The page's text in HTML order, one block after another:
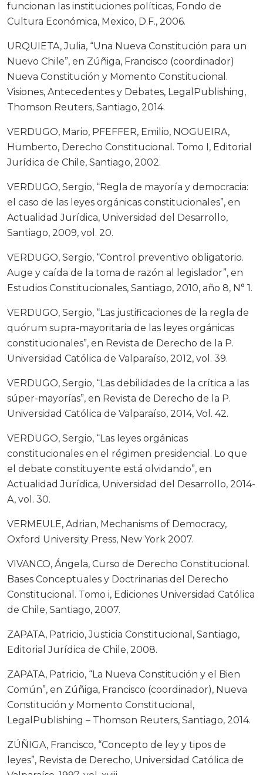
funcionan las instituciones políticas, Fondo de
Cultura Económica, Mexico, D.F., 2006.
URQUIETA, Julia, “Una Nueva Constitución para un
Nuevo Chile”, en Zúñiga, Francisco (coordinador)
Nueva Constitución y Momento Constitucional.
Visiones, Antecedentes y Debates, LegalPublishing,
Thomson Reuters, Santiago, 2014.
VERDUGO, Mario, PFEFFER, Emilio, NOGUEIRA,
Humberto, Derecho Constitucional. Tomo I, Editorial
Jurídica de Chile, Santiago, 2002.
VERDUGO, Sergio, “Regla de mayoría y democracia:
el caso de las leyes orgánicas constitucionales”, en
Actualidad Jurídica, Universidad del Desarrollo,
Santiago, 2009, vol. 20.
VERDUGO, Sergio, “Control preventivo obligatorio.
Auge y caída de la toma de razón al legislador”, en
Estudios Constitucionales, Santiago, 2010, año 8, N° 1.
VERDUGO, Sergio, “Las justificaciones de la regla de
quórum supra-mayoritaria de las leyes orgánicas
constitucionales”, en Revista de Derecho de la P.
Universidad Católica de Valparaíso, 2012, vol. 39.
VERDUGO, Sergio, “Las debilidades de la crítica a las
súper-mayorías”, en Revista de Derecho de la P.
Universidad Católica de Valparaíso, 2014, Vol. 42.
VERDUGO, Sergio, “Las leyes orgánicas
constitucionales en el régimen presidencial. Lo que
el debate constituyente está olvidando”, en
Actualidad Jurídica, Universidad del Desarrollo, 2014-
A, vol. 30.
VERMEULE, Adrian, Mechanisms of Democracy,
Oxford University Press, New York 2007.
VIVANCO, Ángela, Curso de Derecho Constitucional.
Bases Conceptuales y Doctrinarias del Derecho
Constitucional. Tomo i, Ediciones Universidad Católica
de Chile, Santiago, 2007.
ZAPATA, Patricio, Justicia Constitucional, Santiago,
Editorial Jurídica de Chile, 2008.
ZAPATA, Patricio, “La Nueva Constitución y el Bien
Común”, en Zúñiga, Francisco (coordinador), Nueva
Constitución y Momento Constitucional,
LegalPublishing – Thomson Reuters, Santiago, 2014.
ZÚÑIGA, Francisco, “Concepto de ley y tipos de
leyes”, Revista de Derecho, Universidad Católica de